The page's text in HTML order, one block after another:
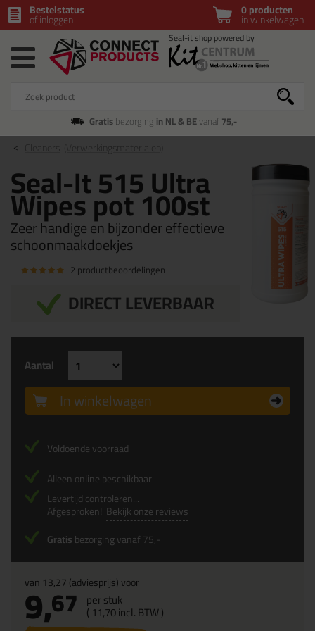
0 producten
in winkelwagen
Bestelstatus
of inloggen
Gratisbezorging in NL & BEvanaf75,-
(Verwerkingsmaterialen)
Seal-It 515 Ultra
Wipes pot 100st
Zeer handige en bijzonder effectieve
schoonmaakdoekjes
2 productbeoordelingen
DIRECT LEVERBAAR
van 13,27(adviesprijs) voor
9,67 per stuk
( 11,70incl. BTW )
Aantal
In winkelwagen
Voldoende voorraad
Alleen online beschikbaar
Levertijd controleren...
Afgesproken! Bekijk onze reviews
Gratisbezorging vanaf 75,-